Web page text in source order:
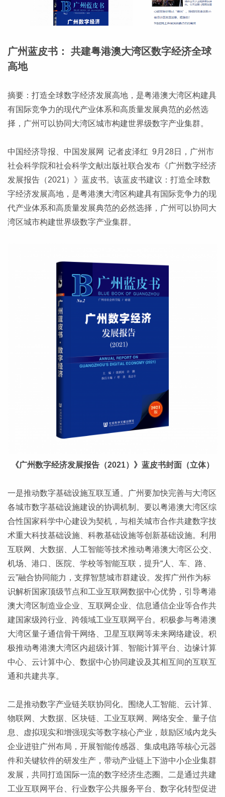
广州蓝皮书： 共建粤港澳大湾区数字经济全球
高地
摘要：打造全球数字经济发展高地，是粤港澳大湾区构建具
有国际竞争力的现代产业体系和高质量发展典范的必然选
择，广州可以协同大湾区城市构建世界级数字产业集群。
中国经济导报、中国发展网 记者皮泽红 9月28日，广州市
社会科学院和社会科学文献出版社联合发布《广州数字经济
发展报告（2021）》蓝皮书。该蓝皮书建议：打造全球数
字经济发展高地，是粤港澳大湾区构建具有国际竞争力的现
代产业体系和高质量发展典范的必然选择，广州可以协同大
湾区城市构建世界级数字产业集群。
《广州数字经济发展报告（2021）》蓝皮书封面（立体）
一是推动数字基础设施互联互通。广州要加快完善与大湾区
各城市数字基础设施建设的协调机制。要以粤港澳大湾区综
合性国家科学中心建设为契机，与相关城市合作共建数字技
术重大科技基础设施、科教基础设施等创新基础设施。利用
互联网、大数据、人工智能等技术推动粤港澳大湾区公交、
机场、港口、医院、学校等智能互联，提升“人、车、路、
云”融合协同能力，支撑智慧城市群建设。发挥广州作为标
识解析国家顶级节点和工业互联网数据中心优势，引导粤港
澳大湾区制造业企业、互联网企业、信息通信企业等合作共
建国家级跨行业、跨领域工业互联网平台。积极参与粤港澳
大湾区量子通信骨干网络、卫星互联网等未来网络建设。积
极推动粤港澳大湾区内超级计算、智能计算平台、边缘计算
中心、云计算中心、数据中心协同建设及其相互间的互联互
通和共建共享。
二是推动数字产业链关联协同化。围绕人工智能、云计算、
物联网、大数据、区块链、工业互联网、网络安全、量子信
息、虚拟现实和增强现实等数字核心产业，鼓励区域内龙头
企业进驻广州布局，开展智能传感器、集成电路等核心元器
件和关键软件的研发生产，带动产业链上下游中小企业集群
发展，共同打造国际一流的数字经济生态圈。二是通过共建
工业互联网平台、行业数字公共服务平台、数字化转型促进